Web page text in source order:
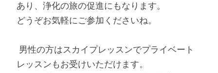
あり、浄化の旅の促進にもなります。
どうぞお気軽にご参加くださいね。
レッスンもお受けいただけます。